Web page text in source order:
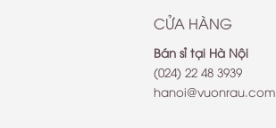
CỬA HÀNG
Bán sỉ tại Hà Nội
(024) 22 48 3939
hanoi@vuonrau.com